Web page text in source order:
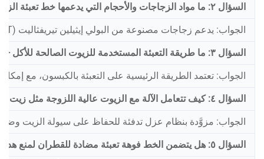
السؤال ٢: ما مواد الزجاجات والأحجام التي يدعمها خط تعبئة الزيوت — مثل البولي إيثيلين تيريفثاليت (PET)، والزجاج، والبولي إيثيلين عالي الكثافة (HDPE)، وبأحجام تتراوح بين ٥٠٠ مل و٥ لتر؟
الجواب: يدعم زجاجات مصنوعة من البولي إيثيلين تيريفثاليت (PET) والزجاج والبولي إيثيلين عالي الكثافة (HDPE)، ويغطي جميع الأحجام من ٥٠٠ مل إلى ٥ لتر.
السؤال ٣: ما طريقة التعبئة المستخدمة للزيوت الصالحة للأكل — التعبئة بالكبسون أم التعبئة باستخدام عداد التدفق، وما دقة التعبئة؟
الجواب: تعتمد الطريقة الرئيسية على التعبئة بالكبسون، مع
السؤال ٤: كيف تتعامل الآلة مع الزيوت عالية اللزوجة مثل زيت النخيل التي تتصلب عند درجات حرارة منخفضة؟
الجواب: مزوَّدة بنظام عزل تدفئة للحفاظ على سيولة الزيت
السؤال ٥: هل يتضمن الخط فوهة تعبئة مضادة للقطران لمنع هدر الزيت والحفاظ على نظافة عنق الزجاجة؟